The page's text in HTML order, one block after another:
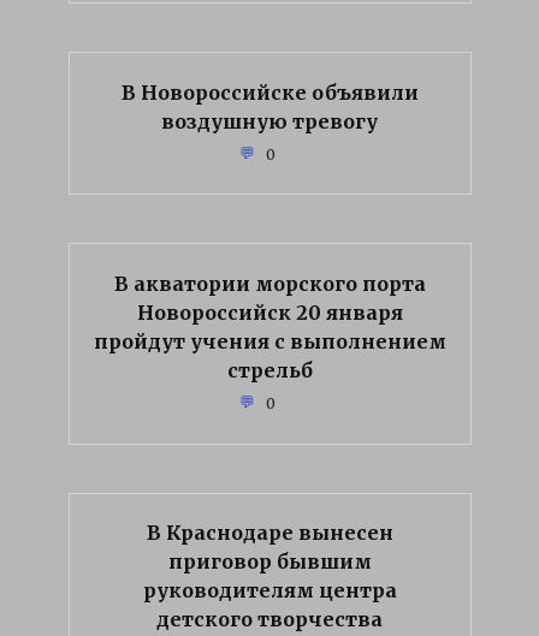
В Новороссийске объявили
воздушную тревогу
0
В акватории морского порта
Новороссийск 20 января
пройдут учения с выполнением
стрельб
0
В Краснодаре вынесен
приговор бывшим
руководителям центра
детского творчества